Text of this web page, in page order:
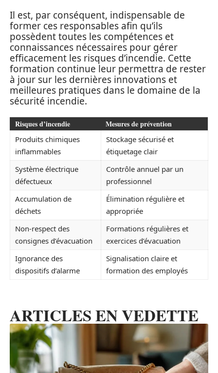
Il est, par conséquent, indispensable de
former ces responsables afin qu’ils
possèdent toutes les compétences et
connaissances nécessaires pour gérer
efficacement les risques d’incendie. Cette
formation continue leur permettra de rester
à jour sur les dernières innovations et
meilleures pratiques dans le domaine de la
sécurité incendie.
Risques d’incendie Mesures de prévention
Produits chimiques
inflammables
Stockage sécurisé et
étiquetage clair
Système électrique
défectueux
Contrôle annuel par un
professionnel
Accumulation de
déchets
Élimination régulière et
appropriée
Non-respect des
consignes d’évacuation
Formations régulières et
exercices d’évacuation
Ignorance des
dispositifs d’alarme
Signalisation claire et
formation des employés
ARTICLES EN VEDETTE